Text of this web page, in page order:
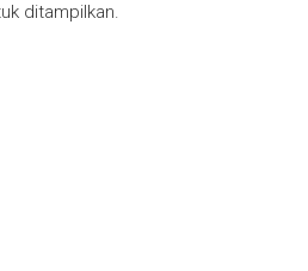
ditampilkan.